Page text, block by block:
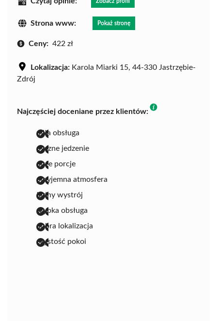
Strona www: Pokaż stronę
Ceny: 422 zł
Lokalizacja: Karola Miarki 15, 44-330 Jastrzębie-
Zdrój
Najczęściej doceniane przez klientów:
miła obsługa
pyszne jedzenie
duże porcje
przyjemna atmosfera
ładny wystrój
szybka obsługa
dobra lokalizacja
czystość pokoi